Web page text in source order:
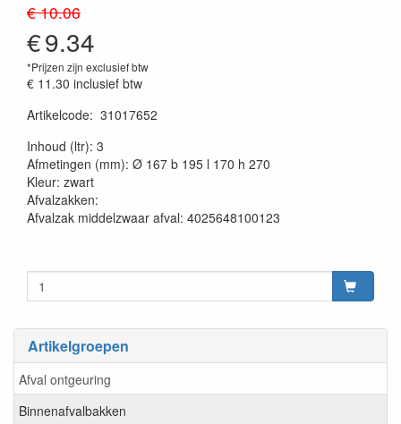
Artikelgroepen
Afval ontgeuring
Binnenafvalbakken
€ 10.06
€9.34
*Prijzen zijn exclusief btw
€ 11.30 inclusief btw
Artikelcode: 31017652
Inhoud (ltr): 3
Afmetingen (mm): Ø 167 b 195 l 170 h 270
Kleur: zwart
Afvalzakken:
Afvalzak middelzwaar afval: 4025648100123